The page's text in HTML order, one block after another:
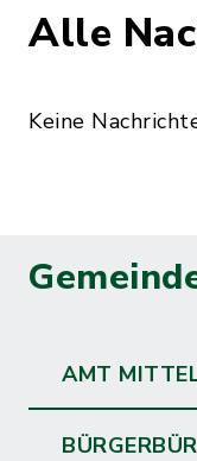
Alle
Keine
AMT